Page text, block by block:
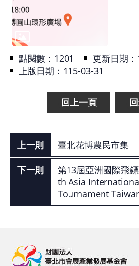
點閱數： 1201
更新日期
上版日期：115-03-31
回上一頁
臺北花博農民市集
第13屆亞洲國際飛
th Asia
Tournament